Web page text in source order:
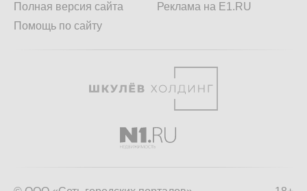
Полная версия сайта
Помощь по сайту
Реклама на E1.RU